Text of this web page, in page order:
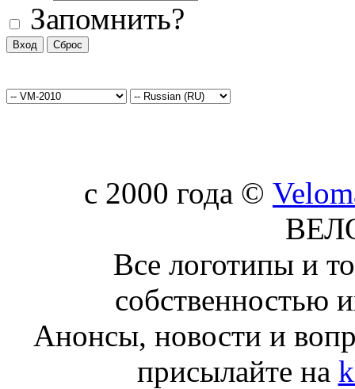
Запомнить?
c 2000 года ©
Все логотипы и
собственностью
Анонсы, новости и
присылайте на